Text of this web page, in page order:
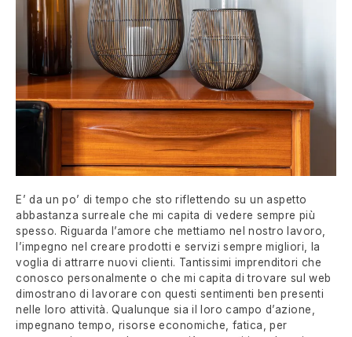
E’ da un po’ di tempo che sto riflettendo su un aspetto
abbastanza surreale che mi capita di vedere sempre più
spesso. Riguarda l’amore che mettiamo nel nostro lavoro,
l’impegno nel creare prodotti e servizi sempre migliori, la
voglia di attrarre nuovi clienti. Tantissimi imprenditori che
conosco personalmente o che mi capita di trovare sul web
dimostrano di lavorare con questi sentimenti ben presenti
nelle loro attività. Qualunque sia il loro campo d’azione,
impegnano tempo, risorse economiche, fatica, per